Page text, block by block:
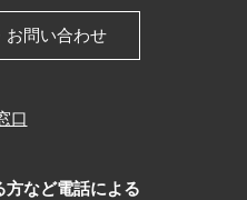
お問い合わせ
口
方など電話による